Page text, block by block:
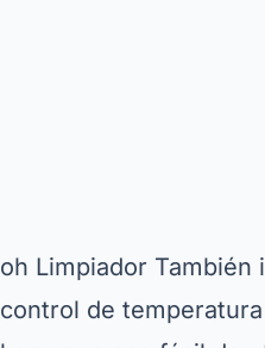
oh Limpiador También
control de